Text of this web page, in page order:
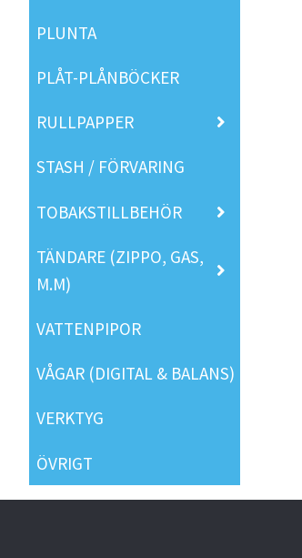
PLUNTA
PLÅT-PLÅNBÖCKER
RULLPAPPER
STASH / FÖRVARING
TOBAKSTILLBEHÖR
TÄNDARE (ZIPPO, GAS,
M.M)
VATTENPIPOR
VÅGAR (DIGITAL & BALANS)
VERKTYG
ÖVRIGT